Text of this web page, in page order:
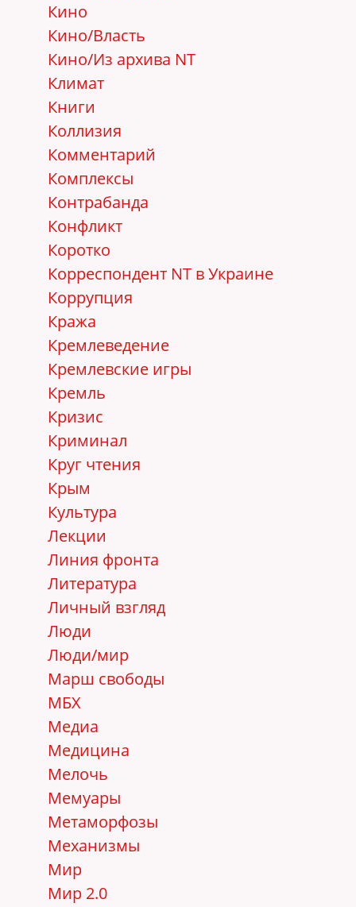
Кино
Кино/Власть
Кино/Из архива NT
Климат
Книги
Коллизия
Комментарий
Комплексы
Контрабанда
Конфликт
Коротко
Корреспондент NT в Украине
Коррупция
Кража
Кремлеведение
Кремлевские игры
Кремль
Кризис
Криминал
Круг чтения
Крым
Культура
Лекции
Линия фронта
Литература
Личный взгляд
Люди
Люди/мир
Марш свободы
МБХ
Медиа
Медицина
Мелочь
Мемуары
Метаморфозы
Механизмы
Мир
Мир 2.0